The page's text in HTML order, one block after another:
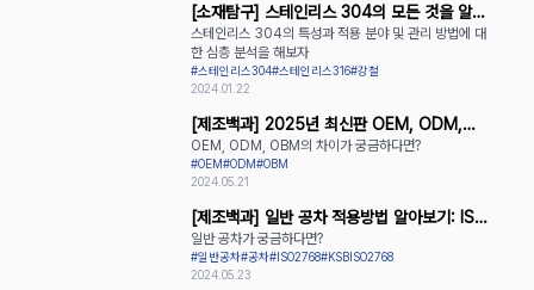
[소재탐구] 스테인리스 304의 모든 것을 알아
보자
스테인리스 304의 특성과 적용 분야 및 관리 방법에 대
한 심층 분석을 해보자
#스테인리스304#스테인리스316#강철
2024.01.22
[제조백과] 2025년 최신판 OEM, ODM,
OBM의 장단점 완벽 정리
OEM, ODM, OBM의 차이가 궁금하다면?
#OEM#ODM#OBM
2024.05.21
[제조백과] 일반 공차 적용방법 알아보기: ISO
2768과 KS B ISO 2768
일반 공차가 궁금하다면?
#일반공차#공차#ISO2768#KSBISO2768
2024.05.23